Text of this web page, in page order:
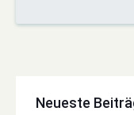
Neueste